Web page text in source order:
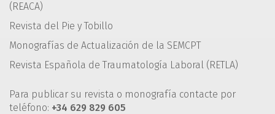
(REACA)
Revista del Pie y Tobillo
Monografías de Actualización de la SEMCPT
Revista Española de Traumatología Laboral (RETLA)
Para publicar su revista o monografía contacte por
teléfono: +34 629 829 605